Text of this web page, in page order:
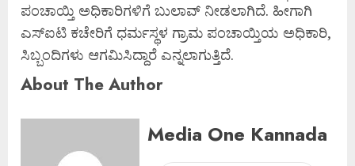
ಪಂಚಾಯ್ತಿ ಅಧಿಕಾರಿಗಳಿಗೆ ಬುಲಾವ್ ನೀಡಲಾಗಿದೆ. ಹೀಗಾಗಿ
ಎಸ್ಐಟಿ ಕಚೇರಿಗೆ ಧರ್ಮಸ್ಥಳ ಗ್ರಾಮ ಪಂಚಾಯ್ತಿಯ ಅಧಿಕಾರಿ,
ಸಿಬ್ಬಂದಿಗಳು ಆಗಮಿಸಿದ್ದಾರೆ ಎನ್ನಲಾಗುತ್ತಿದೆ.
About The Author
Media One Kannada